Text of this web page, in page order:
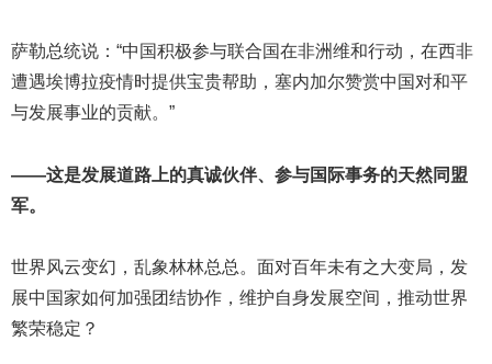
萨勒总统说：“中国积极参与联合国在非洲维和行动，在西非
遭遇埃博拉疫情时提供宝贵帮助，塞内加尔赞赏中国对和平
与发展事业的贡献。”
——这是发展道路上的真诚伙伴、参与国际事务的天然同盟
军。
世界风云变幻，乱象林林总总。面对百年未有之大变局，发
展中国家如何加强团结协作，维护自身发展空间，推动世界
繁荣稳定？